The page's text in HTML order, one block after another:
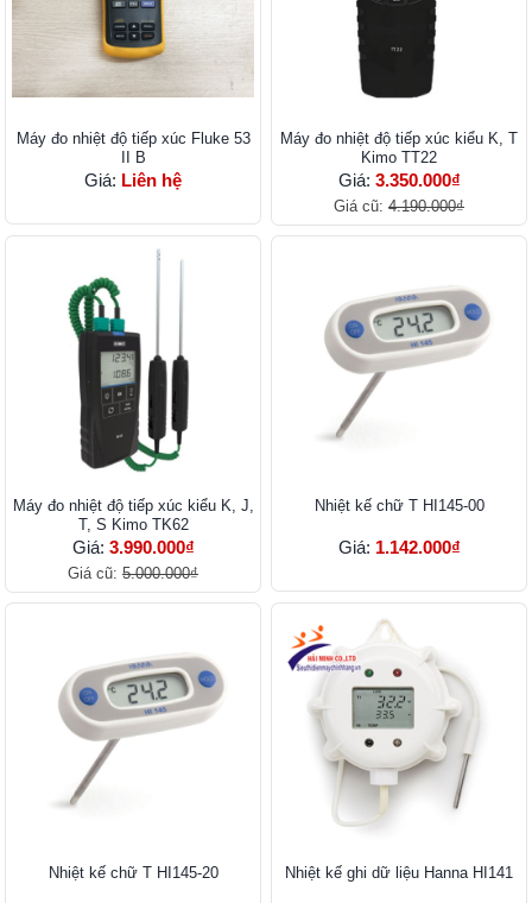
Máy đo nhiệt độ tiếp xúc Fluke 53
II B
Giá: Liên hệ
Máy đo nhiệt độ tiếp xúc kiểu K, T
Kimo TT22
Giá: 3.350.000₫
Giá cũ: 4.190.000₫
Máy đo nhiệt độ tiếp xúc kiểu K, J,
T, S Kimo TK62
Giá: 3.990.000₫
Giá cũ: 5.000.000₫
Nhiệt kế chữ T HI145-00
Giá: 1.142.000₫
Nhiệt kế chữ T HI145-20 Nhiệt kế ghi dữ liệu Hanna HI141